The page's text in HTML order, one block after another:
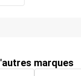
marques